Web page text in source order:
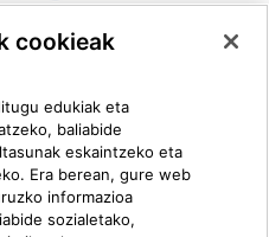
Youtube
Ivoox
Sistema
cookieak
edukiak eta
baliabide
eskaintzeko eta
Era berean, gure web
informazioa
sozialetako,